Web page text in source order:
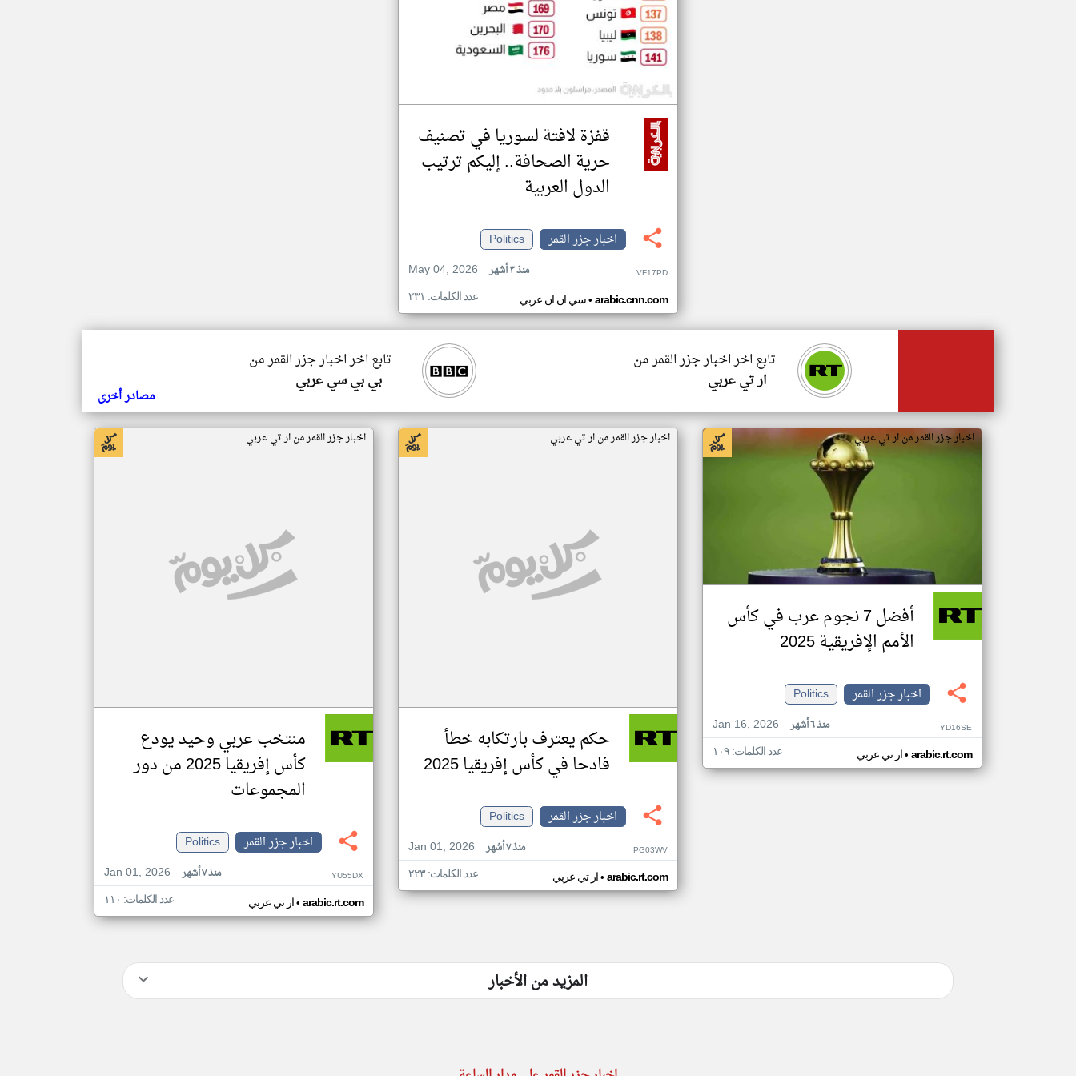
قفزة لافتة لسوريا في تصنيف
حرية الصحافة.. إليكم ترتيب
الدول العربية
اخبار جزر القمر
Politics
May 04, 2026
منذ ٣ أشهر VF17PD
سي ان ان عربي• arabic.cnn.com عدد الكلمات: ٢٣١
تابع اخر اخبار جزر القمر من
بي بي سي عربي
تابع اخر اخبار جزر القمر من
ار تي عربي
مصادر أخرى
اخبار جزر القمر من ار تي عربي
أفضل 7 نجوم عرب في كأس
الأمم الإفريقية 2025
اخبار جزر القمر
Politics
Jan 16, 2026
منذ ٦ أشهر YD16SE
ار تي عربي• arabic.rt.com عدد الكلمات: ١٠٩
اخبار جزر القمر من ار تي عربي
حكم يعترف بارتكابه خطأ
فادحا في كأس إفريقيا 2025
اخبار جزر القمر
Politics
Jan 01, 2026
منذ ٧ أشهر PG03WV
ار تي عربي• arabic.rt.com عدد الكلمات: ٢٢٣
اخبار جزر القمر من ار تي عربي
منتخب عربي وحيد يودع
كأس إفريقيا 2025 من دور
المجموعات
اخبار جزر القمر
Politics
Jan 01, 2026
منذ ٧ أشهر YU55DX
ار تي عربي• arabic.rt.com عدد الكلمات: ١١٠
المزيد من الأخبار